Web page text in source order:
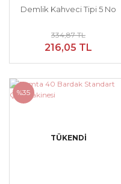
Demlik Kahveci Tipi 5 No
334,87 TL
216,05 TL
%35
TÜKENDİ